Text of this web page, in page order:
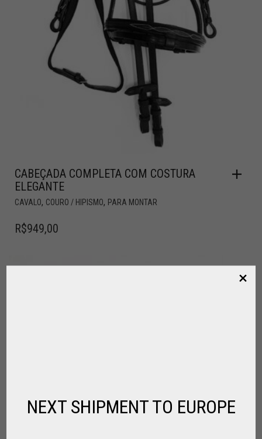
CABEÇADA COMPLETA COM COSTURA
ELEGANTE
CAVALO, COURO / HIPISMO, PARA MONTAR
R$949,00
NEXT SHIPMENT TO EUROPE